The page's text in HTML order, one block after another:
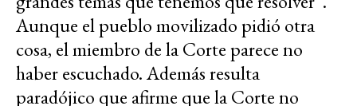
Aunque el pueblo movilizado pidió otra
cosa, el miembro de la Corte parece no
haber escuchado. Además resulta
paradójico que afirme que la Corte no